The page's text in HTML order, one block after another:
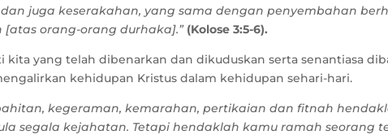
juga keserakahan, yang sama dengan penyembahan
[atas orang-orang durhaka].” (Kolose 3:5-6).
kita yang telah dibenarkan dan dikuduskan serta senantiasa
kehidupan Kristus dalam kehidupan sehari-hari.
kegeraman, kemarahan, pertikaian dan fitnah
segala kejahatan. Tetapi hendaklah kamu ramah seorang